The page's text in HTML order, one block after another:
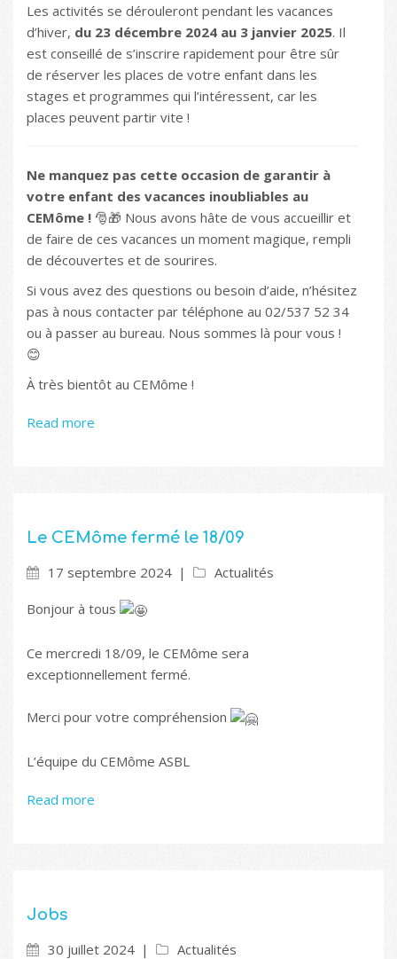
Les activités se dérouleront pendant les vacances
d’hiver, du 23 décembre 2024 au 3 janvier 2025. Il
est conseillé de s’inscrire rapidement pour être sûr
de réserver les places de votre enfant dans les
stages et programmes qui l’intéressent, car les
places peuvent partir vite !
Ne manquez pas cette occasion de garantir à
votre enfant des vacances inoubliables au
CEMôme ! 🎅🎁 Nous avons hâte de vous accueillir et
de faire de ces vacances un moment magique, rempli
de découvertes et de sourires.
Si vous avez des questions ou besoin d’aide, n’hésitez
pas à nous contacter par téléphone au 02/537 52 34
ou à passer au bureau. Nous sommes là pour vous !
😊
À très bientôt au CEMôme !
Read more
Le CEMôme fermé le 18/09
17 septembre 2024
Actualités
Bonjour à tous
Ce mercredi 18/09, le CEMôme sera
exceptionnellement fermé.
Merci pour votre compréhension
L’équipe du CEMôme ASBL
Read more
Jobs
30 juillet 2024
Actualités